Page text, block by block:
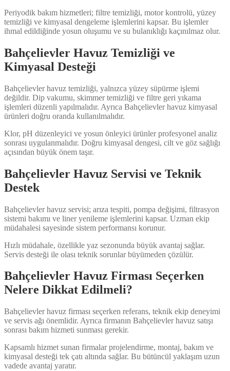
Periyodik bakım hizmetleri; filtre temizliği, motor kontrolü, yüzey
temizliği ve kimyasal dengeleme işlemlerini kapsar. Bu işlemler
ihmal edildiğinde yosun oluşumu ve su bulanıklığı kaçınılmaz olur.
Bahçelievler Havuz Temizliği ve
Kimyasal Desteği
Bahçelievler havuz temizliği, yalnızca yüzey süpürme işlemi
değildir. Dip vakumu, skimmer temizliği ve filtre geri yıkama
işlemleri düzenli yapılmalıdır. Ayrıca Bahçelievler havuz kimyasal
ürünleri doğru oranda kullanılmalıdır.
Klor, pH düzenleyici ve yosun önleyici ürünler profesyonel analiz
sonrası uygulanmalıdır. Doğru kimyasal dengesi, cilt ve göz sağlığı
açısından büyük önem taşır.
Bahçelievler Havuz Servisi ve Teknik
Destek
Bahçelievler havuz servisi; arıza tespiti, pompa değişimi, filtrasyon
sistemi bakımı ve liner yenileme işlemlerini kapsar. Uzman ekip
müdahalesi sayesinde sistem performansı korunur.
Hızlı müdahale, özellikle yaz sezonunda büyük avantaj sağlar.
Servis desteği ile olası teknik sorunlar büyümeden çözülür.
Bahçelievler Havuz Firması Seçerken
Nelere Dikkat Edilmeli?
Bahçelievler havuz firması seçerken referans, teknik ekip deneyimi
ve servis ağı önemlidir. Ayrıca firmanın Bahçelievler havuz satışı
sonrası bakım hizmeti sunması gerekir.
Kapsamlı hizmet sunan firmalar projelendirme, montaj, bakım ve
kimyasal desteği tek çatı altında sağlar. Bu bütüncül yaklaşım uzun
vadede avantaj yaratır.